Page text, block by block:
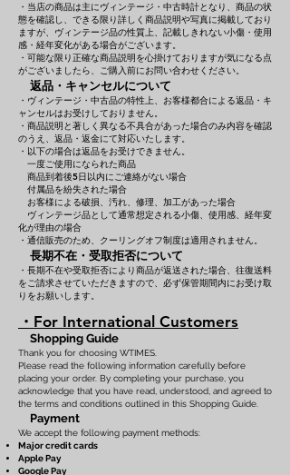
・当店の商品は主にヴィンテージ・中古時計となり、商品の状
態を確認し、できる限り詳しく商品説明や写真に掲載しており
ますが、ヴィンテージ品の性質上、記載しきれない小傷・使用
感・経年変化がある場合がございます。
・可能な限り正確な商品説明を心掛けておりますが気になる点
がございましたら、ご購入前にお問い合わせください。
返品・キャンセルについて
・ヴィンテージ・中古品の特性上、お客様都合による返品・キ
ャンセルはお受けしておりません。
・商品説明と著しく異なる不具合があった場合のみ内容を確認
のうえ、返品・返金にて対応いたします。
・以下の場合は返品をお受けできません。
一度ご使用になられた商品
商品到着後5日以内にご連絡がない場合
付属品を紛失された場合
お客様による破損、汚れ、修理、加工があった場合
ヴィンテージ品として通常想定される小傷、使用感、経年変
化が理由の場合
・通信販売のため、クーリングオフ制度は適用されません。
長期不在・受取拒否について
・長期不在や受取拒否により商品が返送された場合、往復送料
をご請求させていただきますので、必ず保管期間内にお受け取
りをお願いします。
・For International Customers
Shopping Guide
Thank you for choosing WTIMES.
Please read the following information carefully before
placing your order. By completing your purchase, you
acknowledge that you have read, understood, and agreed to
the terms and conditions outlined in this Shopping Guide.
Payment
We accept the following payment methods:
Major credit cards
Apple Pay
Google Pay